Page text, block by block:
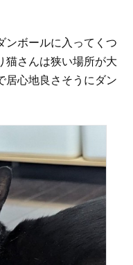
ンボールに入ってくつ
猫さんは狭い場所が大
居心地良さそうにダン